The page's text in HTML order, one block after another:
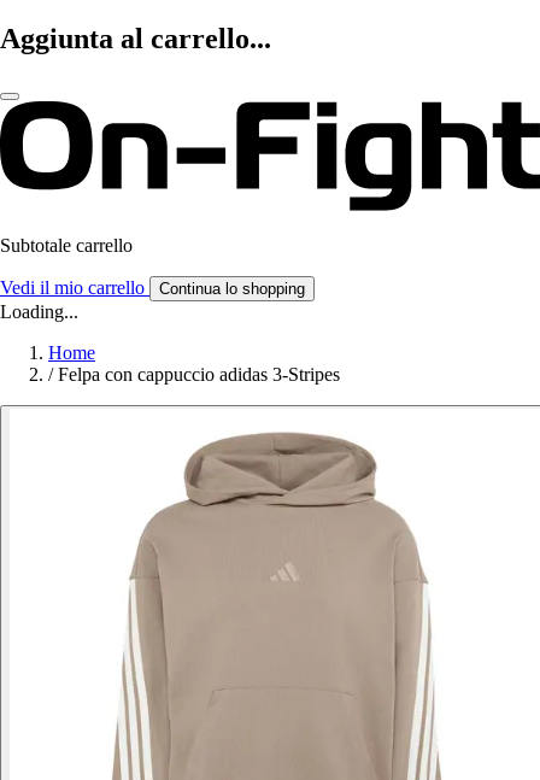
Aggiunta al carrello...
Subtotale carrello
Vedi il mio carrello Continua lo shopping
Loading...
Home
/ Felpa con cappuccio adidas 3-Stripes